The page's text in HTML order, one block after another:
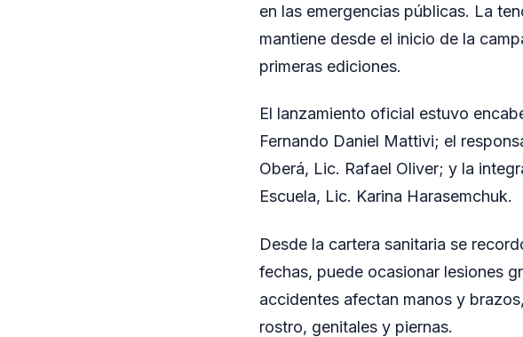
en las emergencias públicas. La
mantiene desde el inicio de la
primeras ediciones.
El lanzamiento oficial estuvo
Fernando Daniel Mattivi; el
Oberá, Lic. Rafael Oliver; y la
Escuela, Lic. Karina Harasemchuk.
Desde la cartera sanitaria se
fechas, puede ocasionar lesiones
accidentes afectan manos y
rostro, genitales y piernas.